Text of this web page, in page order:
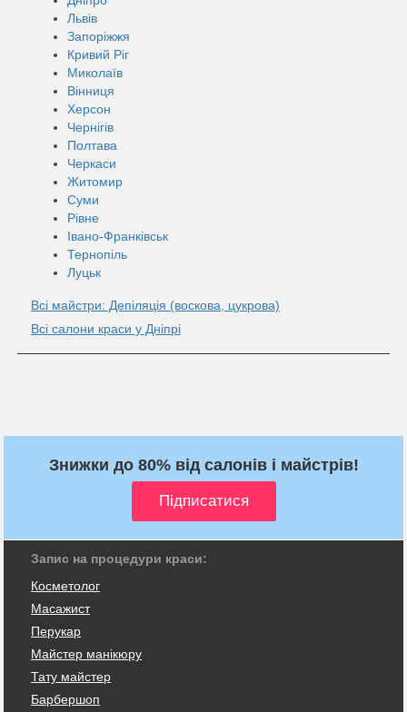
Львів
Запоріжжя
Кривий Ріг
Миколаїв
Вінниця
Херсон
Чернігів
Полтава
Черкаси
Житомир
Суми
Рівне
Івано-Франківськ
Тернопіль
Луцьк
Всі майстри: Депіляція (воскова, цукрова)
Всі салони краси у Дніпрі
Знижки до 80% від салонів і майстрів!
Запис на процедури краси:
Косметолог
Масажист
Перукар
Майстер манікюру
Тату майстер
Барбершоп